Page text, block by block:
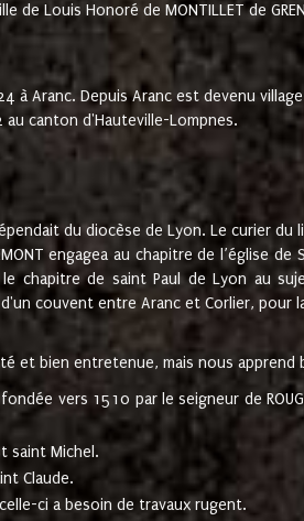
de Louis Honoré de MONTILLET de
Aranc. Depuis Aranc est devenu
canton d'Hauteville-Lompnes.
du diocèse de Lyon. Le curier
engagea au chapitre de l’église de
chapitre de saint Paul de Lyon au
couvent entre Aranc et Corlier, pour
bien entretenue, mais nous apprend
vers 1510 par le seigneur de
saint Michel.
Claude.
ci a besoin de travaux rugent.